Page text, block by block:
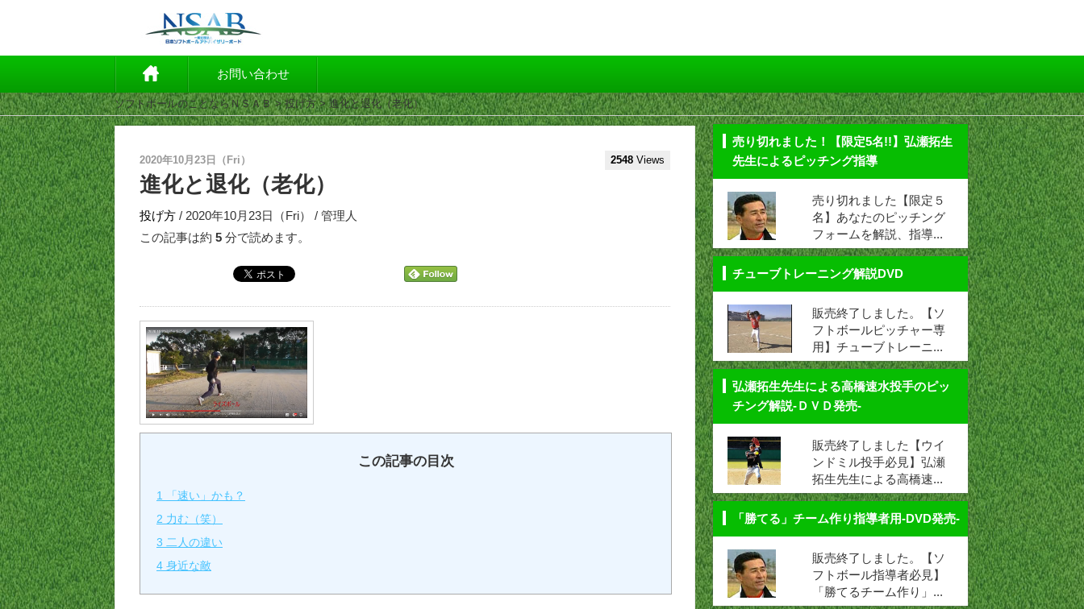
お問い合わせ
ソフトボールのことならＮＳＡＢ>投げ方> 進化と退化（老化）
2020年10月23日（Fri） 2548 Views
進化と退化（老化）
投げ方 / 2020年10月23日（Fri） / 管理人
この記事は約 5 分で読めます。
この記事の目次
1
「速い」かも？
2 力む（笑）
3 二人の違い
4 身近な敵
売り切れました！【限定5名!!】弘瀬拓生
先生によるピッチング指導
売り切れました【限定５
名】あなたのピッチング
フォームを解説、指導...
チューブトレーニング解説DVD
販売終了しました。【ソ
フトボールピッチャー専
用】チューブトレーニ...
弘瀬拓生先生による高橋速水投手のピッ
チング解説-ＤＶＤ発売-
販売終了しました【ウイ
ンドミル投手必見】弘瀬
拓生先生による高橋速...
「勝てる」チーム作り指導者用-DVD発売-
販売終了しました。【ソ
フトボール指導者必見】
「勝てるチーム作り」...